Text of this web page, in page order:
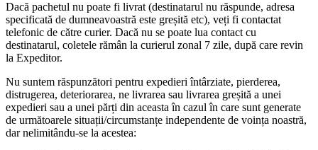
Dacă pachetul nu poate fi livrat (destinatarul nu răspunde, adresa
specificată de dumneavoastră este greșită etc), veți fi contactat
telefonic de către curier. Dacă nu se poate lua contact cu
destinatarul, coletele rămân la curierul zonal 7 zile, după care revin
la Expeditor.
Nu suntem răspunzători pentru expedieri întârziate, pierderea,
distrugerea, deteriorarea, ne livrarea sau livrarea greșită a unei
expedieri sau a unei părți din aceasta în cazul în care sunt generate
de următoarele situații/circumstanțe independente de voința noastră,
dar nelimitându-se la acestea: